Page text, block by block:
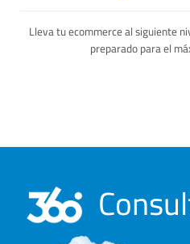
Lleva tu ecommerce al siguiente
preparado para el